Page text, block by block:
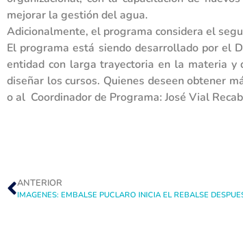
mejorar la gestión del agua.
Adicionalmente, el programa considera el
El programa está siendo desarrollado por el
entidad con larga trayectoria en la materia y
diseñar los cursos. Quienes deseen obtener
o al Coordinador de Programa: José Vial
ANTERIOR
IMAGENES: EMBALSE PUCLARO INICIA EL REBALSE